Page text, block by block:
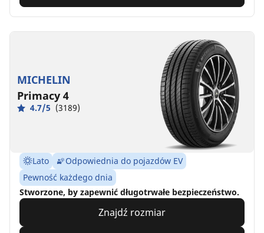
MICHELIN
Primacy 4
4.7/5 (3189)
Lato
Odpowiednia do pojazdów EV
Pewność każdego dnia
Stworzone, by zapewnić długotrwałe bezpieczeństwo.
Znajdź rozmiar